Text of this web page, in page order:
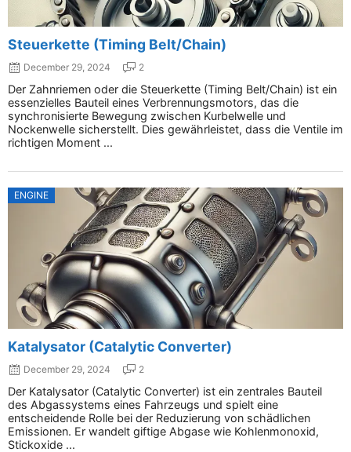
Steuerkette (Timing Belt/Chain)
December 29, 2024 2
Der Zahnriemen oder die Steuerkette (Timing Belt/Chain) ist ein
essenzielles Bauteil eines Verbrennungsmotors, das die
synchronisierte Bewegung zwischen Kurbelwelle und
Nockenwelle sicherstellt. Dies gewährleistet, dass die Ventile im
richtigen Moment ...
ENGINE
Katalysator (Catalytic Converter)
December 29, 2024 2
Der Katalysator (Catalytic Converter) ist ein zentrales Bauteil
des Abgassystems eines Fahrzeugs und spielt eine
entscheidende Rolle bei der Reduzierung von schädlichen
Emissionen. Er wandelt giftige Abgase wie Kohlenmonoxid,
Stickoxide ...